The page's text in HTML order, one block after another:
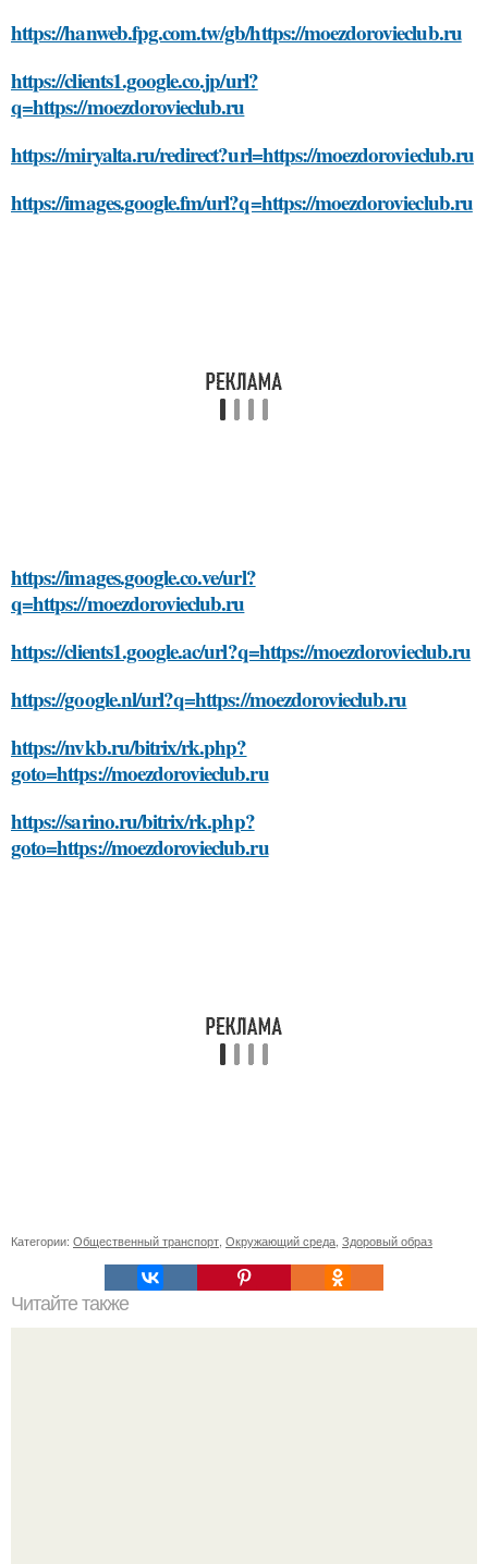
https://hanweb.fpg.com.tw/gb/https://moezdorovieclub.ru
https://clients1.google.co.jp/url?
q=https://moezdorovieclub.ru
https://miryalta.ru/redirect?url=https://moezdorovieclub.ru
https://images.google.fm/url?q=https://moezdorovieclub.ru
https://images.google.co.ve/url?
q=https://moezdorovieclub.ru
https://clients1.google.ac/url?q=https://moezdorovieclub.ru
https://google.nl/url?q=https://moezdorovieclub.ru
https://nvkb.ru/bitrix/rk.php?
goto=https://moezdorovieclub.ru
https://sarino.ru/bitrix/rk.php?
goto=https://moezdorovieclub.ru
Категории: Общественный транспорт Окружающий среда Здоровый образ
Читайте также